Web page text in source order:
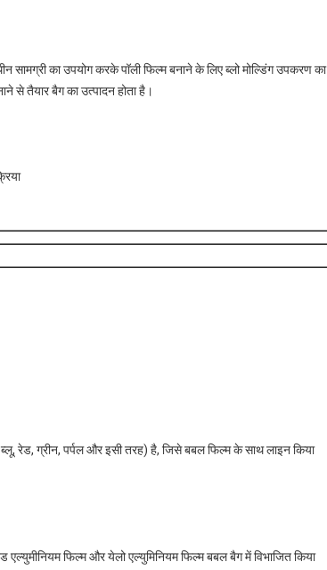
सामग्री का उपयोग करके पॉली फिल्म बनाने के लिए ब्लो मोल्डिंग उपकरण
से तैयार बैग का उत्पादन होता है।
रेड, ग्रीन, पर्पल और इसी तरह) है, जिसे बबल फिल्म के साथ लाइन किया
फिल्म और येलो एल्युमिनियम फिल्म बबल बैग में विभाजित किया